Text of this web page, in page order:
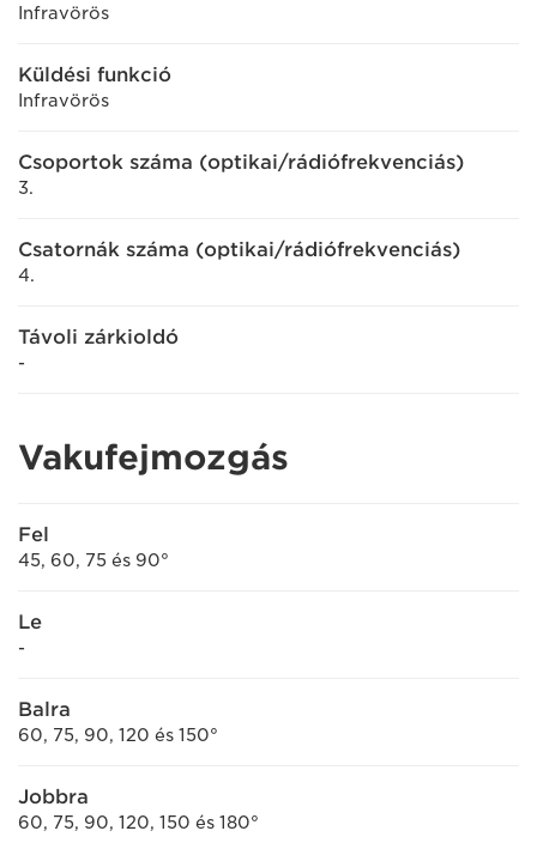
Infravörös
Küldési funkció
Infravörös
Csoportok száma (optikai/rádiófrekvenciás)
3.
Csatornák száma (optikai/rádiófrekvenciás)
4.
Távoli zárkioldó
-
Vakufejmozgás
Fel
45, 60, 75 és 90°
Le
-
Balra
60, 75, 90, 120 és 150°
Jobbra
60, 75, 90, 120, 150 és 180°